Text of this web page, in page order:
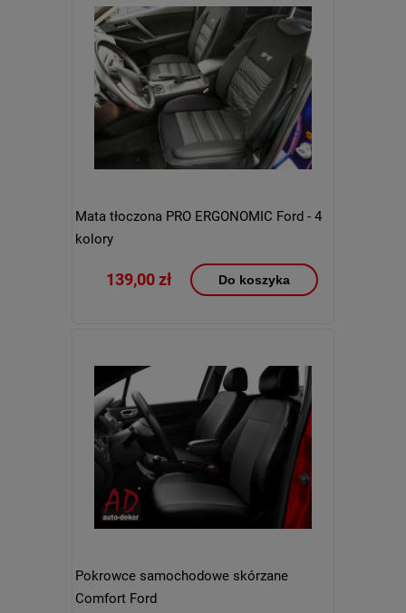
Mata tłoczona PRO ERGONOMIC Ford - 4
kolory
139,00 zł Do koszyka
Pokrowce samochodowe skórzane
Comfort Ford